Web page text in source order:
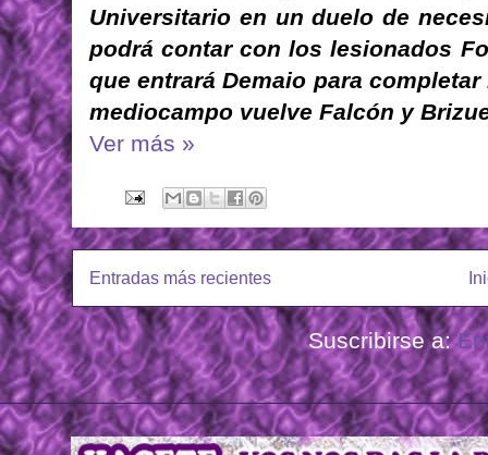
Universitario en un duelo de
podrá contar con los lesionados
que entrará Demaio para
mediocampo vuelve Falcón y
Ver más »
Entradas más recientes
Suscribirse a: